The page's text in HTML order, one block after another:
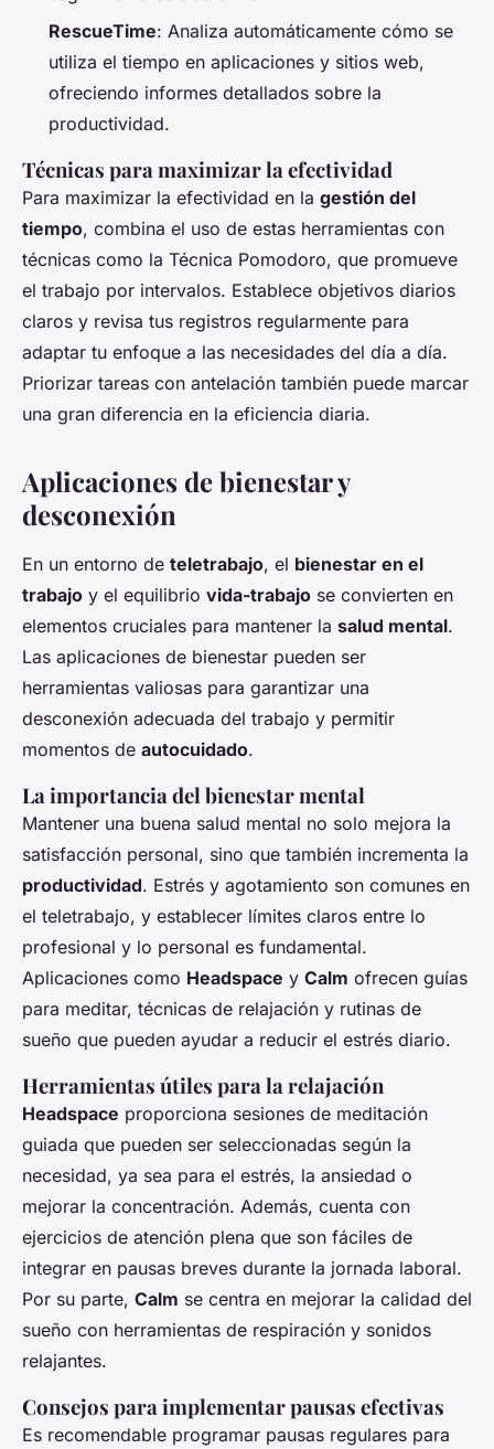
RescueTime: Analiza automáticamente cómo se
utiliza el tiempo en aplicaciones y sitios web,
ofreciendo informes detallados sobre la
productividad.
Técnicas para maximizar la efectividad
Para maximizar la efectividad en la gestión del
tiempo, combina el uso de estas herramientas con
técnicas como la Técnica Pomodoro, que promueve
el trabajo por intervalos. Establece objetivos diarios
claros y revisa tus registros regularmente para
adaptar tu enfoque a las necesidades del día a día.
Priorizar tareas con antelación también puede marcar
una gran diferencia en la eficiencia diaria.
Aplicaciones de bienestar y
desconexión
En un entorno de teletrabajo, el bienestar en el
trabajo y el equilibrio vida-trabajo se convierten en
elementos cruciales para mantener la salud mental.
Las aplicaciones de bienestar pueden ser
herramientas valiosas para garantizar una
desconexión adecuada del trabajo y permitir
momentos de autocuidado.
La importancia del bienestar mental
Mantener una buena salud mental no solo mejora la
satisfacción personal, sino que también incrementa la
productividad. Estrés y agotamiento son comunes en
el teletrabajo, y establecer límites claros entre lo
profesional y lo personal es fundamental.
Aplicaciones como Headspace y Calm ofrecen guías
para meditar, técnicas de relajación y rutinas de
sueño que pueden ayudar a reducir el estrés diario.
Herramientas útiles para la relajación
Headspace proporciona sesiones de meditación
guiada que pueden ser seleccionadas según la
necesidad, ya sea para el estrés, la ansiedad o
mejorar la concentración. Además, cuenta con
ejercicios de atención plena que son fáciles de
integrar en pausas breves durante la jornada laboral.
Por su parte, Calm se centra en mejorar la calidad del
sueño con herramientas de respiración y sonidos
relajantes.
Consejos para implementar pausas efectivas
Es recomendable programar pausas regulares para